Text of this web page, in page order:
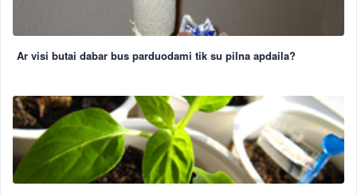
Ar visi butai dabar bus parduodami tik su pilna apdaila?